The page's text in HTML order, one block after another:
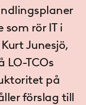
rör IT i
Junesjö,
TCOs
på
förslag till